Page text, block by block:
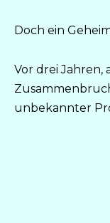
Doch ein
Vor drei Jahren,
unbekannter